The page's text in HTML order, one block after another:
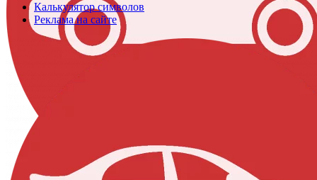
Калькулятор символов
Реклама на сайте